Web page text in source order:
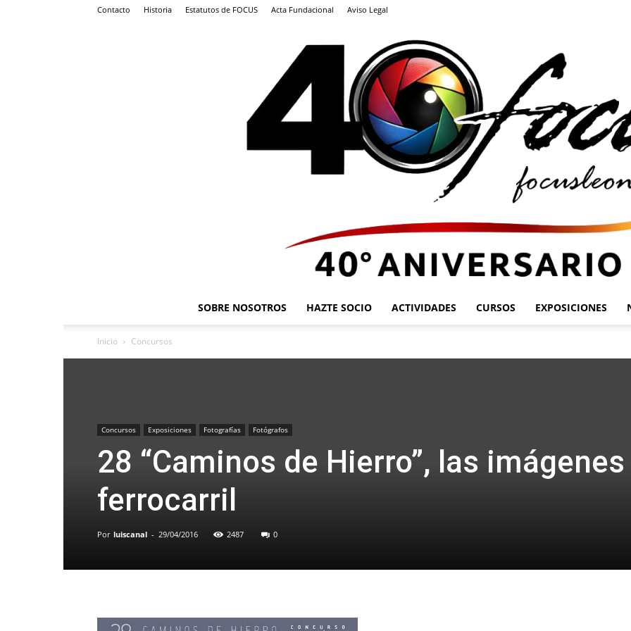
Contacto Historia Estatutos de FOCUS Acta Fundacional Aviso Legal
SOBRE NOSOTROS HAZTE SOCIO ACTIVIDADES CURSOS EXPOSICIONES
Inicio Concursos
Concursos Exposiciones Fotografías Fotógrafos
28 “Caminos de Hierro”, las
ferrocarril
Por luiscanal - 29/04/2016 2487 0